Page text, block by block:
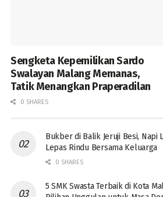
Sengketa Kepemilikan Sardo
Swalayan Malang Memanas,
Tatik Menangkan Praperadilan
0 SHARES
Bukber di Balik Jeruji Besi, Napi
Lepas Rindu Bersama Keluarga
0 SHARES
5 SMK Swasta Terbaik di Kota